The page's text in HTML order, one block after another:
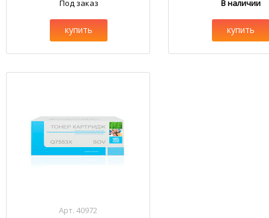
Под заказ
купить
В наличии
купить
Арт. 40972